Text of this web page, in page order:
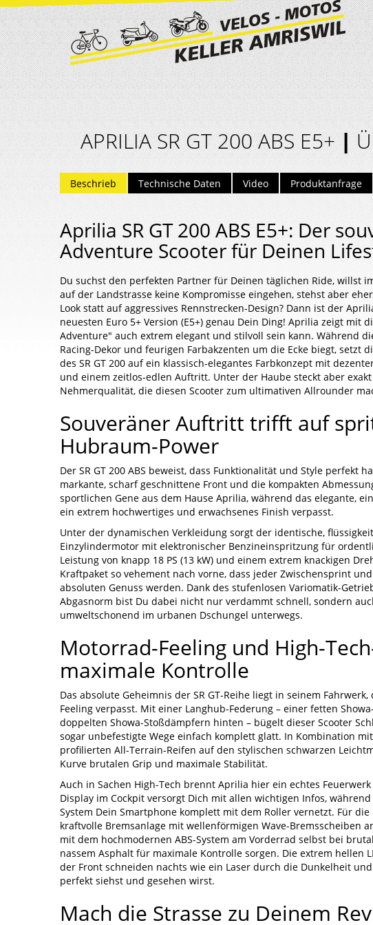
APRILIA SR GT 200 ABS E5+|
Beschrieb Technische Daten Video Produktanfrage
Aprilia SR GT 200 ABS E5+: Der
Adventure Scooter für Deinen
Du suchst den perfekten Partner für Deinen täglichen Ride, willst
auf der Landstrasse keine Kompromisse eingehen, stehst aber
Look statt auf aggressives Rennstrecken-Design? Dann ist der
neuesten Euro 5+ Version (E5+) genau Dein Ding! Aprilia zeigt mit
Adventure" auch extrem elegant und stilvoll sein kann. Während
Racing-Dekor und feurigen Farbakzenten um die Ecke biegt, setzt
des SR GT 200 auf ein klassisch-elegantes Farbkonzept mit
und einem zeitlos-edlen Auftritt. Unter der Haube steckt aber
Nehmerqualität, die diesen Scooter zum ultimativen Allrounder
Souveräner Auftritt trifft auf
Hubraum-Power
Der SR GT 200 ABS beweist, dass Funktionalität und Style perfekt
markante, scharf geschnittene Front und die kompakten
sportlichen Gene aus dem Hause Aprilia, während das elegante,
ein extrem hochwertiges und erwachsenes Finish verpasst.
Unter der dynamischen Verkleidung sorgt der identische,
Einzylindermotor mit elektronischer Benzineinspritzung für
Leistung von knapp 18 PS (13 kW) und einem extrem knackigen
Kraftpaket so vehement nach vorne, dass jeder Zwischensprint
absoluten Genuss werden. Dank des stufenlosen Variomatik-
Abgasnorm bist Du dabei nicht nur verdammt schnell, sondern
umweltschonend im urbanen Dschungel unterwegs.
Motorrad-Feeling und High-
maximale Kontrolle
Das absolute Geheimnis der SR GT-Reihe liegt in seinem
Feeling verpasst. Mit einer Langhub-Federung – einer fetten
doppelten Showa-Stoßdämpfern hinten – bügelt dieser Scooter
sogar unbefestigte Wege einfach komplett glatt. In Kombination
profilierten All-Terrain-Reifen auf den stylischen schwarzen
Kurve brutalen Grip und maximale Stabilität.
Auch in Sachen High-Tech brennt Aprilia hier ein echtes Feuerwerk
Display im Cockpit versorgt Dich mit allen wichtigen Infos,
System Dein Smartphone komplett mit dem Roller vernetzt. Für
kraftvolle Bremsanlage mit wellenförmigen Wave-Bremsscheiben
mit dem hochmodernen ABS-System am Vorderrad selbst bei
nassem Asphalt für maximale Kontrolle sorgen. Die extrem hellen
der Front schneiden nachts wie ein Laser durch die Dunkelheit
perfekt siehst und gesehen wirst.
Mach die Strasse zu Deinem